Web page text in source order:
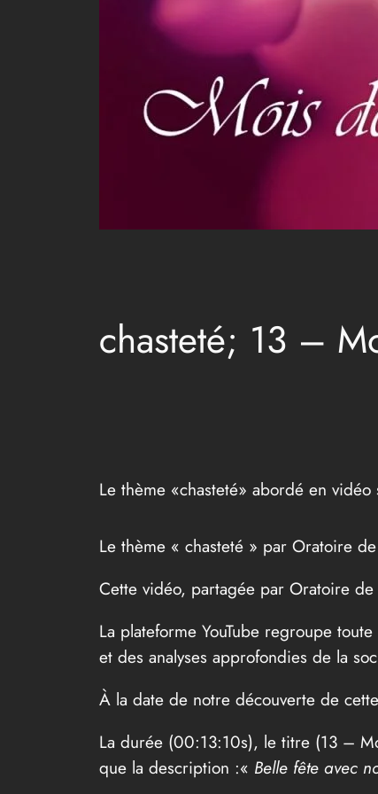
chasteté; 13 –
Le thème «chasteté» abordé en vidéo
Le thème « chasteté » par Oratoire
Cette vidéo, partagée par Oratoire de
La plateforme YouTube regroupe
et des analyses approfondies de la
À la date de notre découverte de
La durée (00:13:10s), le titre (13 –
que la description :« Belle fête avec